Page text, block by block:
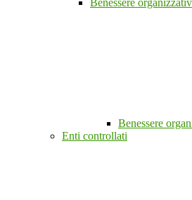
Benessere
Benessere
Enti controllati